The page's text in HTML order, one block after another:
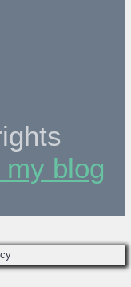
my blog